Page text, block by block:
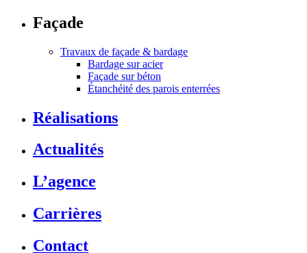
Façade
Travaux de façade & bardage
Bardage sur acier
Façade sur béton
Étanchéité des parois enterrées
Réalisations
Actualités
L’agence
Carrières
Contact